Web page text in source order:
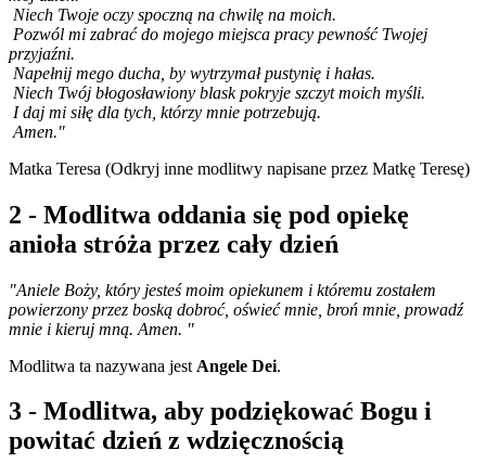
Niech Twoje oczy spoczną na chwilę na moich.
Pozwól mi zabrać do mojego miejsca pracy pewność Twojej
przyjaźni.
Napełnij mego ducha, by wytrzymał pustynię i hałas.
Niech Twój błogosławiony blask pokryje szczyt moich myśli.
I daj mi siłę dla tych, którzy mnie potrzebują.
Amen."
Matka Teresa (Odkryj inne modlitwy napisane przez Matkę Teresę)
2 - Modlitwa oddania się pod opiekę
anioła stróża przez cały dzień
"Aniele Boży, który jesteś moim opiekunem i któremu zostałem
powierzony przez boską dobroć, oświeć mnie, broń mnie, prowadź
mnie i kieruj mną. Amen. "
Modlitwa ta nazywana jest Angele Dei.
3 - Modlitwa, aby podziękować Bogu i
powitać dzień z wdzięcznością